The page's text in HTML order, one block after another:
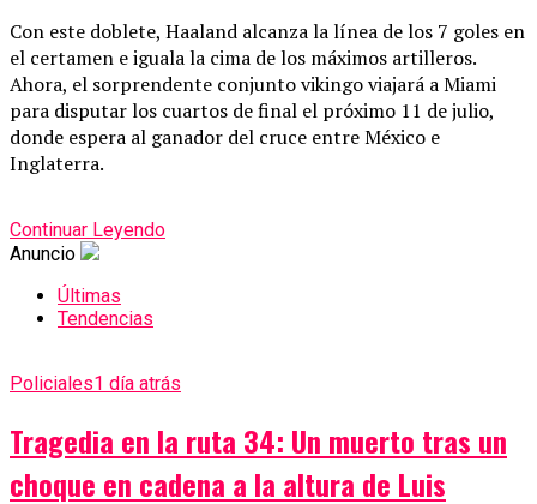
Con este doblete, Haaland alcanza la línea de los 7 goles en
el certamen e iguala la cima de los máximos artilleros.
Ahora, el sorprendente conjunto vikingo viajará a Miami
para disputar los cuartos de final el próximo 11 de julio,
donde espera al ganador del cruce entre México e
Inglaterra.
Continuar Leyendo
Anuncio
Últimas
Tendencias
Policiales1 día atrás
Tragedia en la ruta 34: Un muerto tras un
choque en cadena a la altura de Luis